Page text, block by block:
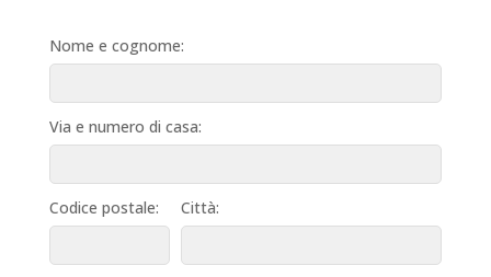
Nome e cognome:
Via e numero di casa:
Codice postale: Città: